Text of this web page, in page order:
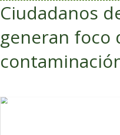
Ciudadanos
generan foco